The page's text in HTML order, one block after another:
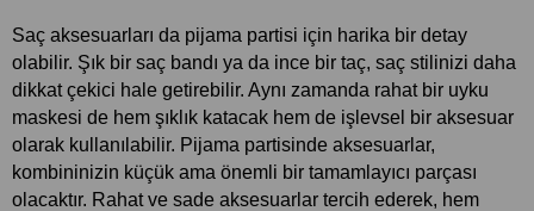
Saç aksesuarları da pijama partisi için harika bir detay
olabilir. Şık bir saç bandı ya da ince bir taç, saç stilinizi daha
dikkat çekici hale getirebilir. Aynı zamanda rahat bir uyku
maskesi de hem şıklık katacak hem de işlevsel bir aksesuar
olarak kullanılabilir. Pijama partisinde aksesuarlar,
kombininizin küçük ama önemli bir tamamlayıcı parçası
olacaktır. Rahat ve sade aksesuarlar tercih ederek, hem